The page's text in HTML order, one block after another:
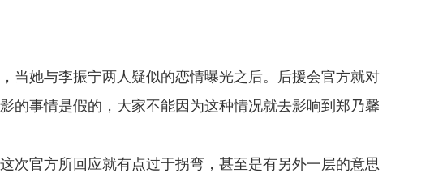
当她与李振宁两人疑似的恋情曝光之后。后援会官方就对
的事情是假的，大家不能因为这种情况就去影响到郑乃馨
次官方所回应就有点过于拐弯，甚至是有另外一层的意思